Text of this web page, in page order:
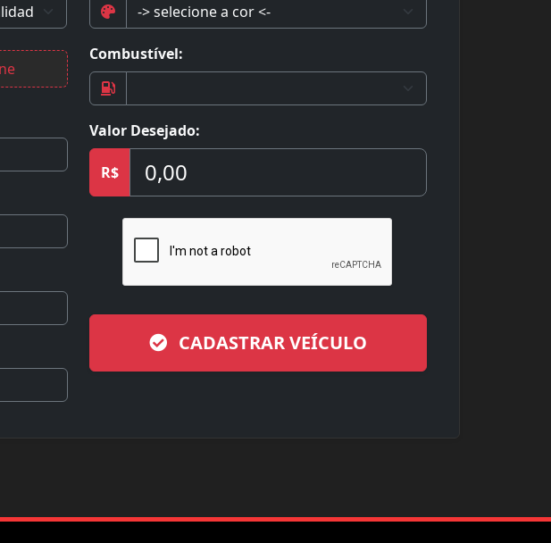
Combustível:
Valor Desejado:
R$
CADASTRAR VEÍCULO